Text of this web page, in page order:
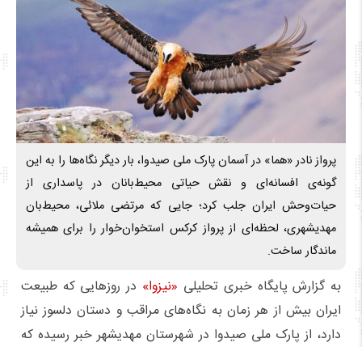
پرواز نادر «هما» در آسمان پارک ملی صیدوا، بار دیگر نگاه‌ها را به این
گونه‌ی افسانه‌ای و نقش حیاتی محیط‌بانان در پاسداری از
حیات‌وحش ایران جلب کرد؛ جایی که مرتضی ملائی، محیط‌بان
مهدیشهری، لحظه‌ای از پرواز کرکس استخوان‌خوار را برای همیشه
ماندگار ساخت.
به گزارش پایگاه خبری تحلیلی «نیزوا» در روزهایی که طبیعت
ایران بیش از هر زمان به نگاه‌های مراقب و دستان دلسوز نیاز
دارد، از پارک ملی صیدوا در شهرستان مهدیشهر خبر رسیده که